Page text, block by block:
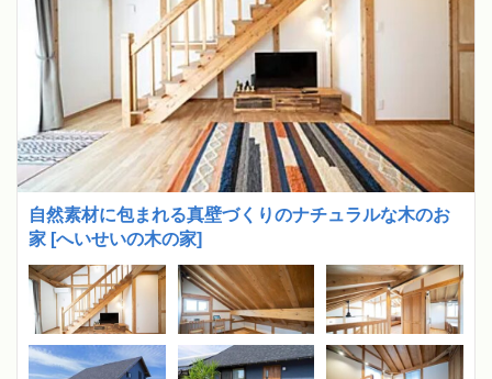
自然素材に包まれる真壁づくりのナチュラルな木のお
家 [へいせいの木の家]